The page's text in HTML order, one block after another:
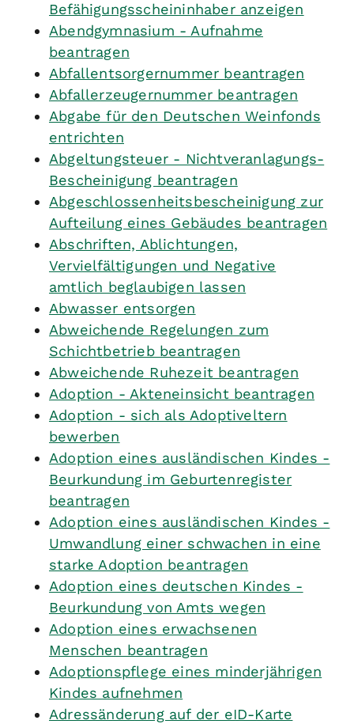
Befähigungsscheininhaber anzeigen
Abendgymnasium - Aufnahme
beantragen
Abfallentsorgernummer beantragen
Abfallerzeugernummer beantragen
Abgabe für den Deutschen Weinfonds
entrichten
Abgeltungsteuer - Nichtveranlagungs-
Bescheinigung beantragen
Abgeschlossenheitsbescheinigung zur
Aufteilung eines Gebäudes beantragen
Abschriften, Ablichtungen,
Vervielfältigungen und Negative
amtlich beglaubigen lassen
Abwasser entsorgen
Abweichende Regelungen zum
Schichtbetrieb beantragen
Abweichende Ruhezeit beantragen
Adoption - Akteneinsicht beantragen
Adoption - sich als Adoptiveltern
bewerben
Adoption eines ausländischen Kindes -
Beurkundung im Geburtenregister
beantragen
Adoption eines ausländischen Kindes -
Umwandlung einer schwachen in eine
starke Adoption beantragen
Adoption eines deutschen Kindes -
Beurkundung von Amts wegen
Adoption eines erwachsenen
Menschen beantragen
Adoptionspflege eines minderjährigen
Kindes aufnehmen
Adressänderung auf der eID-Karte